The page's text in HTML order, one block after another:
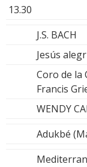
13.30
J.S. BACH
Jesús
Coro de la
Francis
WENDY
Adukbé